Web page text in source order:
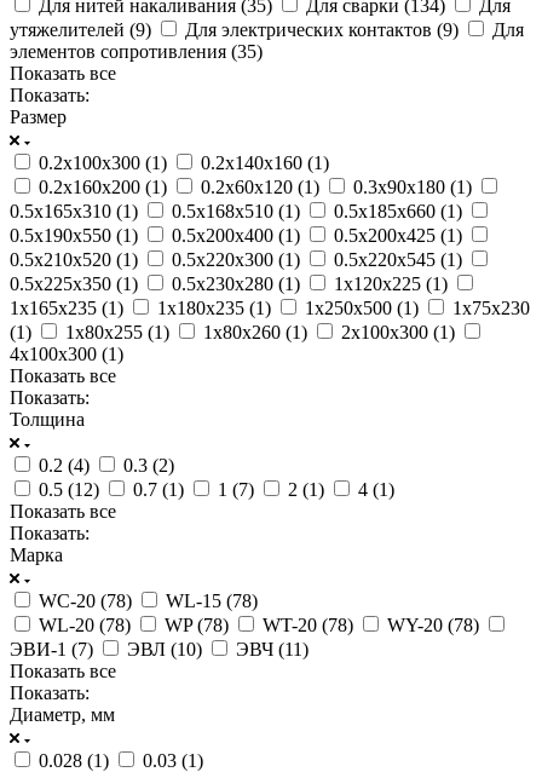
Для нитей накаливания (35) Для сварки (134)
Для
утяжелителей (9) Для электрических контактов (9)
Для
элементов сопротивления (35)
Показать все
Показать:
Размер
0.2х100х300 (1) 0.2х140х160 (1)
0.2х160х200 (1) 0.2х60х120 (1) 0.3х90х180 (1)
0.5х165х310 (1) 0.5х168х510 (1) 0.5х185х660 (1)
0.5х190х550 (1) 0.5х200х400 (1) 0.5х200х425 (1)
0.5х210х520 (1) 0.5х220х300 (1) 0.5х220х545 (1)
0.5х225х350 (1) 0.5х230х280 (1) 1х120х225 (1)
1х165х235 (1) 1х180х235 (1) 1х250х500 (1)
1х75х230
(1) 1х80х255 (1) 1х80х260 (1) 2х100х300 (1)
4х100х300 (1)
Показать все
Показать:
Толщина
0.2 (4) 0.3 (2)
0.5 (12) 0.7 (1) 1 (7) 2 (1) 4 (1)
Показать все
Показать:
Марка
WC-20 (78) WL-15 (78)
WL-20 (78) WP (78) WT-20 (78) WY-20 (78)
ЭВИ-1 (7) ЭВЛ (10) ЭВЧ (11)
Показать все
Показать:
Диаметр, мм
0.028 (1) 0.03 (1)